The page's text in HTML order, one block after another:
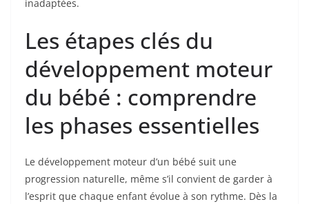
inadaptées.
Les étapes clés du
développement moteur
du bébé : comprendre
les phases essentielles
Le développement moteur d’un bébé suit une
progression naturelle, même s’il convient de garder à
l’esprit que chaque enfant évolue à son rythme. Dès la